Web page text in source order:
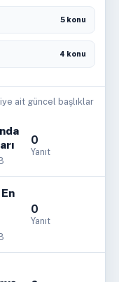
5 konu
4 konu
ait güncel başlıklar
0
Yanıt
0
Yanıt